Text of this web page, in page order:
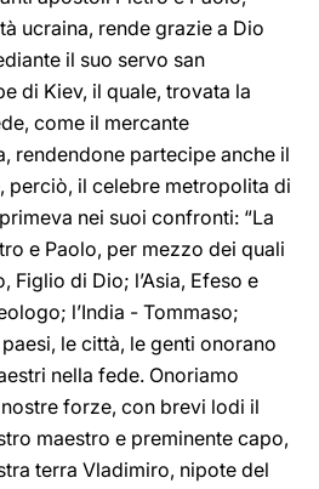
ucraina, rende grazie a Dio
il suo servo san
di Kiev, il quale, trovata la
come il mercante
rendendone partecipe anche il
perciò, il celebre metropolita di
nei suoi confronti: “La
e Paolo, per mezzo dei quali
Figlio di Dio; l’Asia, Efeso e
l’India - Tommaso;
le città, le genti onorano
nella fede. Onoriamo
forze, con brevi lodi il
maestro e preminente capo,
terra Vladimiro, nipote del